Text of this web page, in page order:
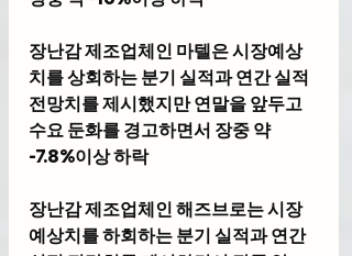
장난감 제조업체인 마텔은 시장예상
치를 상회하는 분기 실적과 연간 실적
전망치를 제시했지만 연말을 앞두고
수요 둔화를 경고하면서 장중 약
-7.8%이상 하락
장난감 제조업체인 해즈브로는 시장
예상치를 하회하는 분기 실적과 연간